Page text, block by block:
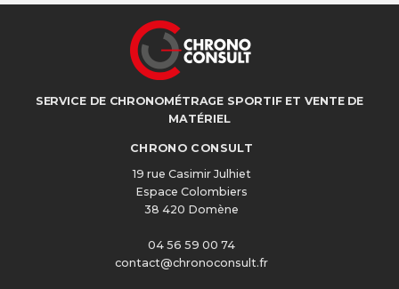
SERVICE DE CHRONOMÉTRAGE SPORTIF ET VENTE DE
MATÉRIEL
CHRONO CONSULT
19 rue Casimir Julhiet
Espace Colombiers
38 420 Domène
04 56 59 00 74
contact@chronoconsult.fr